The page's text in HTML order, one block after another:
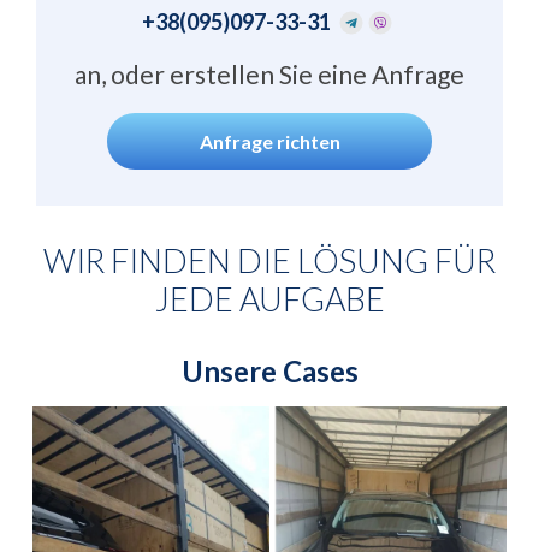
+38(095)097-33-31
an, oder erstellen Sie eine Anfrage
Anfrage richten
WIR FINDEN DIE LÖSUNG FÜR
JEDE AUFGABE
Unsere Cases